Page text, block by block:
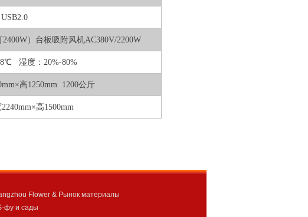
USB2.0
）台板吸附风机AC380V/2200W
湿度：20%-80%
高1250mm 1200公斤
高1500mm
Flower & Рынок материалы
фу и сады